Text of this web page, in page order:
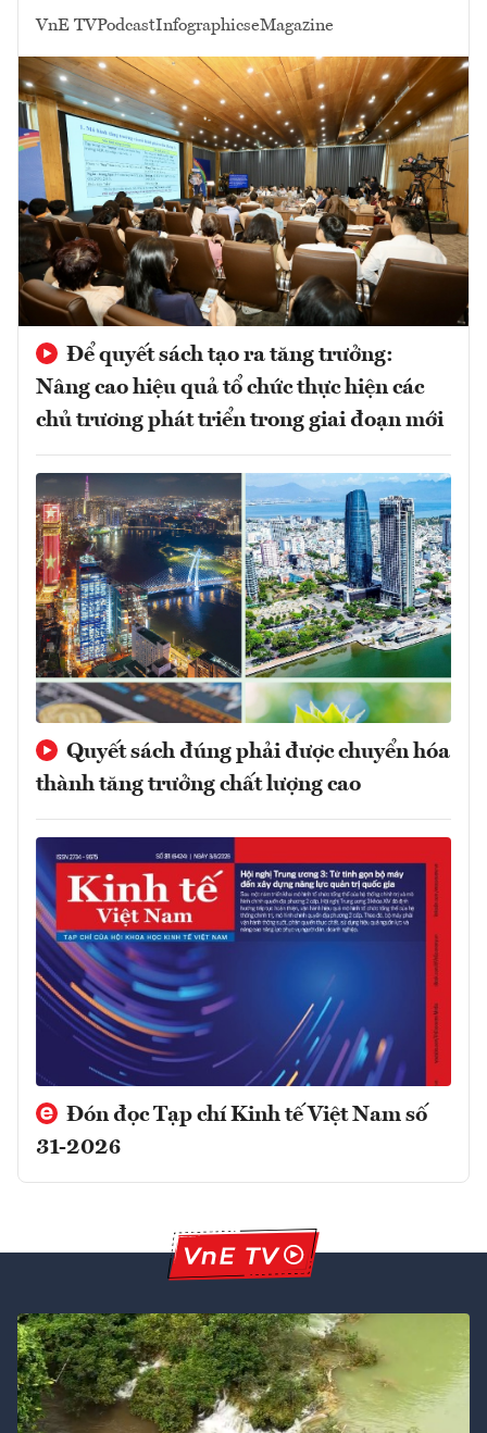
VnE TVPodcastInfographicseMagazine
Để quyết sách tạo ra tăng trưởng:
Nâng cao hiệu quả tổ chức thực hiện các
chủ trương phát triển trong giai đoạn mới
Quyết sách đúng phải được chuyển hóa
thành tăng trưởng chất lượng cao
Đón đọc Tạp chí Kinh tế Việt Nam số
31-2026